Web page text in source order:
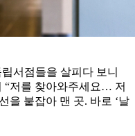
서점들을 살피다 보니
“저를 찾아와주세요… 저
을 붙잡아 맨 곳. 바로 ‘날